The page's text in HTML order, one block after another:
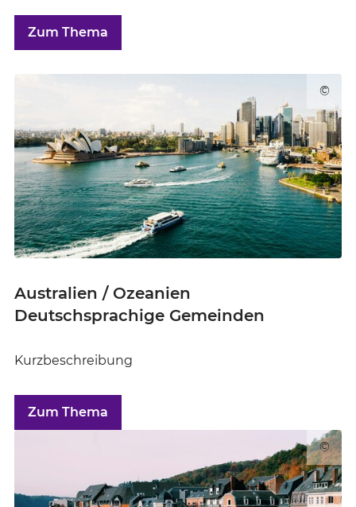
Zum Thema
©
Australien / Ozeanien
Deutschsprachige Gemeinden
Kurzbeschreibung
Zum Thema
©